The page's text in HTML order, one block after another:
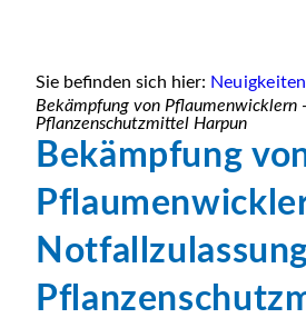
Sie befinden sich hier: Neuigkeiten
Bekämpfung von Pflaumenwicklern
Pflanzenschutzmittel Harpun
Bekämpfung